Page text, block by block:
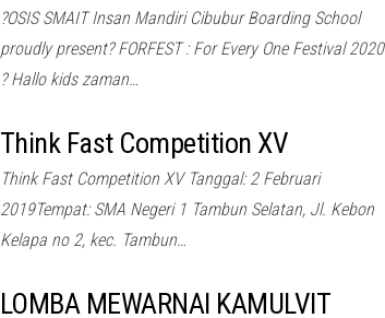
?OSIS SMAIT Insan Mandiri Cibubur Boarding School
proudly present? FORFEST : For Every One Festival 2020
? Hallo kids zaman…
Think Fast Competition XV
Think Fast Competition XV Tanggal: 2 Februari
2019Tempat: SMA Negeri 1 Tambun Selatan, Jl. Kebon
Kelapa no 2, kec. Tambun…
LOMBA MEWARNAI KAMULVIT